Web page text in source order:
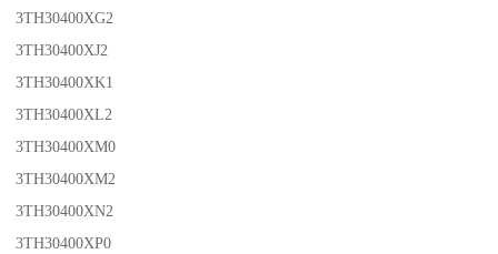
3TH30400XG2
3TH30400XJ2
3TH30400XK1
3TH30400XL2
3TH30400XM0
3TH30400XM2
3TH30400XN2
3TH30400XP0